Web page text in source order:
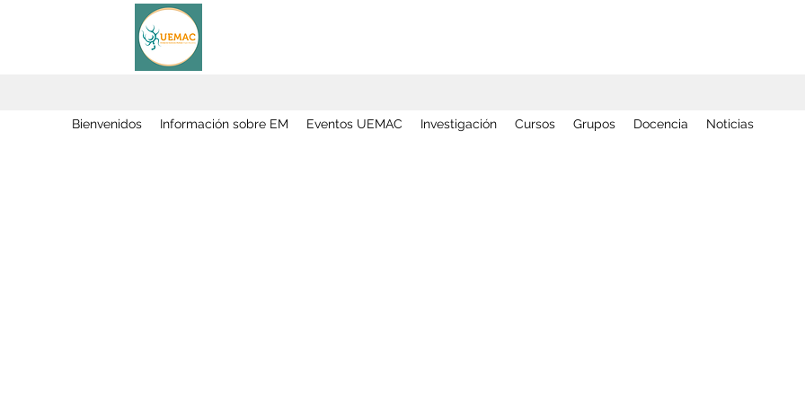
Bienvenidos Información sobre EM Eventos UEMAC Investigación Cursos Grupos Docencia Noticias